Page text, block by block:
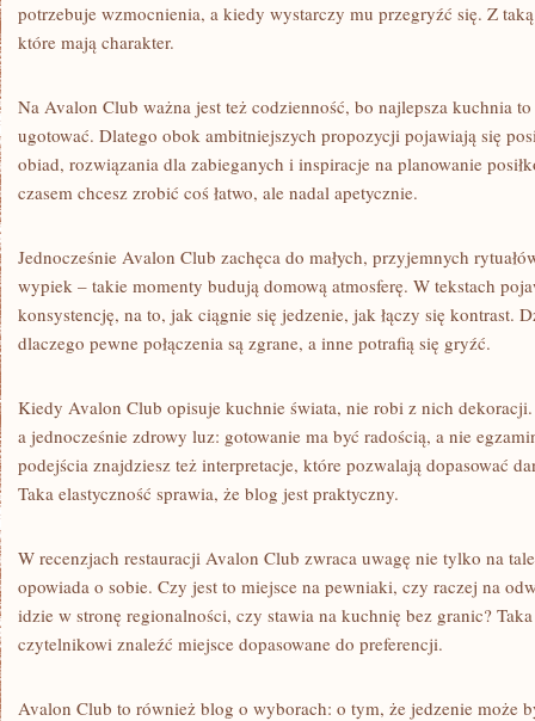
potrzebuje wzmocnienia, a kiedy wystarczy mu przegryźć się. Z
które mają charakter.
Na Avalon Club ważna jest też codzienność, bo najlepsza kuchnia
ugotować. Dlatego obok ambitniejszych propozycji pojawiają się
obiad, rozwiązania dla zabieganych i inspiracje na planowanie
czasem chcesz zrobić coś łatwo, ale nadal apetycznie.
Jednocześnie Avalon Club zachęca do małych, przyjemnych
wypiek – takie momenty budują domową atmosferę. W tekstach
konsystencję, na to, jak ciągnie się jedzenie, jak łączy się kontrast.
dlaczego pewne połączenia są zgrane, a inne potrafią się gryźć.
Kiedy Avalon Club opisuje kuchnie świata, nie robi z nich
a jednocześnie zdrowy luz: gotowanie ma być radością, a nie
podejścia znajdziesz też interpretacje, które pozwalają dopasować
Taka elastyczność sprawia, że blog jest praktyczny.
W recenzjach restauracji Avalon Club zwraca uwagę nie tylko na
opowiada o sobie. Czy jest to miejsce na pewniaki, czy raczej na
idzie w stronę regionalności, czy stawia na kuchnię bez granic?
czytelnikowi znaleźć miejsce dopasowane do preferencji.
Avalon Club to również blog o wyborach: o tym, że jedzenie może